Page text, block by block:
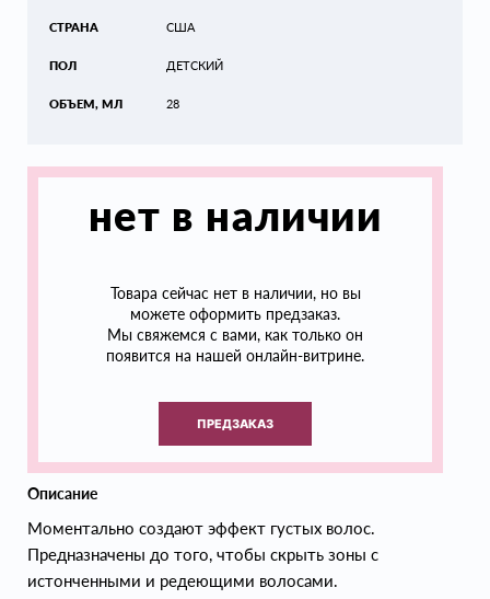
СТРАНА
ПОЛ
ОБЪЕМ, МЛ
США
ДЕТСКИЙ
28
нет в наличии
Товара сейчас нет в наличии, но вы
можете оформить предзаказ.
Мы свяжемся с вами, как только он
появится на нашей онлайн-витрине.
ПРЕДЗАКАЗ
Описание
Моментально создают эффект густых волос.
Предназначены до того, чтобы скрыть зоны с
истонченными и редеющими волосами.